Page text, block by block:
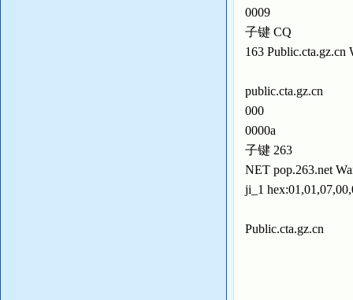
0009
子键 CQ
163 Public.cta.gz.cn
public.cta.gz.cn
000
0000a
子键 263
NET pop.263.net
ji_1
Public.cta.gz.cn